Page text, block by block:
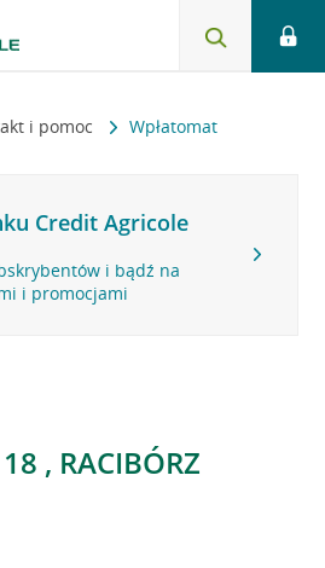
i pomoc Wpłatomat
Credit Agricole
i bądź na
i promocjami
, RACIBÓRZ